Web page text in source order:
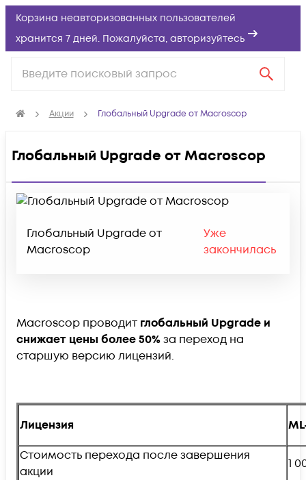
Корзина неавторизованных пользователей
хранится 7 дней. Пожалуйста, авторизуйтесь
Акции Глобальный Upgrade от Macroscop
Глобальный Upgrade от Macroscop
Глобальный Upgrade от
Macroscop
Уже
закончилась
Macroscop проводит глобальный Upgrade и
снижает цены более 50%за переход на
старшую версию лицензий.
Лицензия
Стоимость перехода после завершения
акции
1